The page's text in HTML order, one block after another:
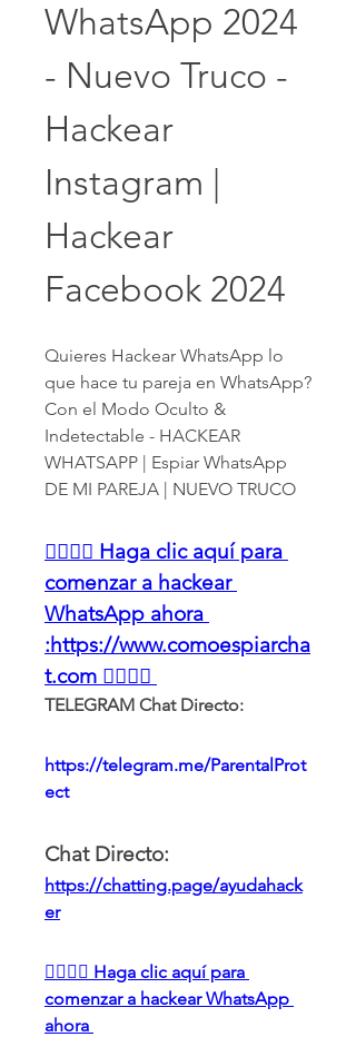
WhatsApp 2024
- Nuevo Truco -
Hackear
Instagram |
Hackear
Facebook 2024
Quieres Hackear WhatsApp lo
que hace tu pareja en WhatsApp?
Con el Modo Oculto &
Indetectable - HACKEAR
WHATSAPP | Espiar WhatsApp
DE MI PAREJA | NUEVO TRUCO
👉🏻👉🏻 Haga clic aquí para
comenzar a hackear
WhatsApp ahora
:https://www.comoespiarcha
t.com 👈🏻👈🏻
TELEGRAM Chat Directo:
https://telegram.me/ParentalProt
ect
Chat Directo:
https://chatting.page/ayudahack
er
👉🏻👉🏻 Haga clic aquí para
comenzar a hackear WhatsApp
ahora